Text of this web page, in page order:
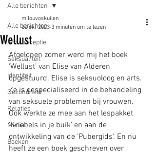
Alle berichten
Anticonceptie
Seksualiteit
Identiteit
Gezondheid
Relaties
Media
Boeken
Alle berichten
Wellust
milouvoskuilen
30 okt 2023 3 minuten om te lezen
Afgelopen zomer werd mij het boek
‘Wellust’ van Elise van Alderen
opgestuurd. Elise is seksuoloog en arts.
Ze is gespecialiseerd in de behandeling
van seksuele problemen bij vrouwen.
Ook werkte ze mee aan het lespakket
‘Kriebels in je buik’ en aan de
ontwikkeling van de ‘Pubergids’. En nu
heeft ze een boek geschreven over